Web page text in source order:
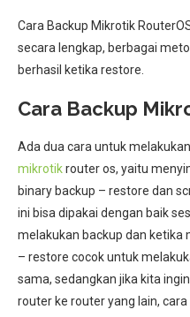
Cara Backup Mikrotik
secara lengkap, berbagai
berhasil ketika restore.
Cara Backup
Ada dua cara untuk
mikrotikrouter os, yaitu
binary backup – restore dan
ini bisa dipakai dengan baik
melakukan backup dan ketika
– restore cocok untuk
sama, sedangkan jika kita
router ke router yang lain,